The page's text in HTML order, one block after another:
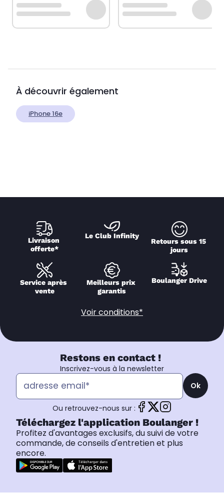
À découvrir également
iPhone 16e
Livraison
offerte*
Le Club Infinity
Retours sous 15
jours
Service après
vente
Meilleurs prix
garantis
Boulanger Drive
Voir conditions*
Restons en contact !
Inscrivez-vous à la newsletter
Ok
Ou retrouvez-nous sur :
Téléchargez l'application Boulanger !
Profitez d'avantages exclusifs, du suivi de votre
commande, de conseils d'entretien et plus
encore.